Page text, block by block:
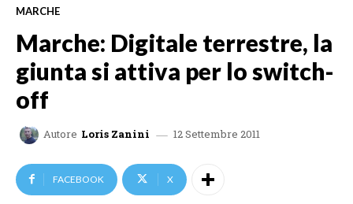
MARCHE
Marche: Digitale terrestre, la
giunta si attiva per lo switch-
off
Autore Loris Zanini 12 Settembre 2011
FACEBOOK X